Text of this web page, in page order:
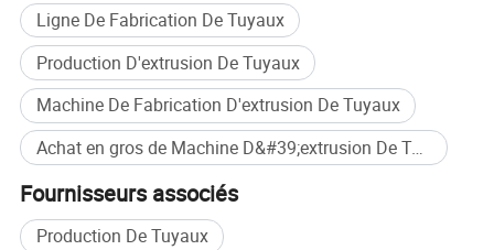
Ligne De Fabrication De Tuyaux
Production D'extrusion De Tuyaux
Machine De Fabrication D'extrusion De Tuyaux
Achat en gros de Machine D&#39;extrusion De Tuyaux RTP
Fournisseurs associés
Production De Tuyaux